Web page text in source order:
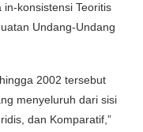
konsistensi Teoritis
Undang-Undang
2002 tersebut
menyeluruh dari sisi
dan Komparatif,”